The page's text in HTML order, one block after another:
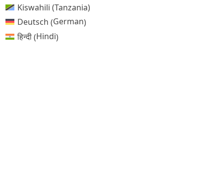
Kiswahili (Tanzania)
Deutsch (German)
हिन्दी(Hindi)